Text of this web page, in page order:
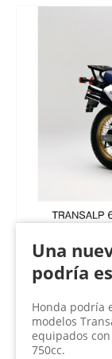
Una
podría
Honda podría
modelos
equipados
750cc.